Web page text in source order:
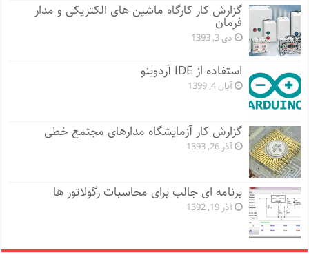
گزارش کار کارگاه ماشین های الکتریکی و مدار
فرمان
دی 3, 1393
استفاده از IDE آردوینو
آبان 4, 1399
گزارش کار آزمایشگاه مدارهای مجتمع خطی
آذر 26, 1393
برنامه ای جالب برای محاسبات رگولاتور ها
آذر 19, 1392